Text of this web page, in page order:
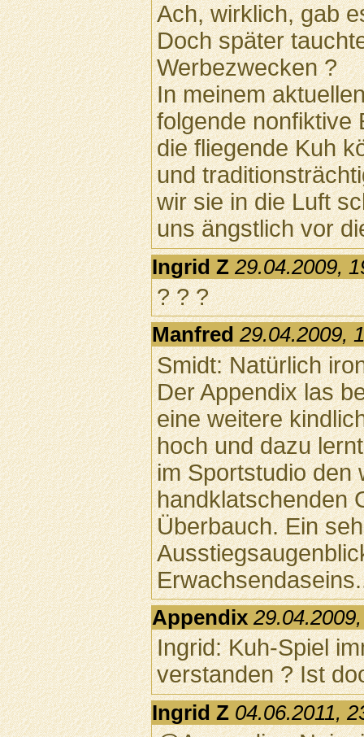
Ach, wirklich, gab
Doch später
Werbezwecken ?
In meinem
folgende nonfiktive
die fliegende Kuh
und
wir sie in die Luft
uns ängstlich vor
Ingrid Z 29.04.2009,
? ? ?
Manfred 29.04.2009,
Smidt: Natürlich
Der Appendix las
eine weitere
hoch und dazu
im Sportstudio den
handklatschenden
Überbauch. Ein
Appendix
Ingrid: Kuh-Spiel
verstanden ? Ist
Ingrid Z 04.06.2011,